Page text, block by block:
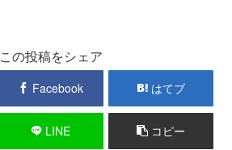
この投稿をシェア
Facebook はてブ
LINE コピー